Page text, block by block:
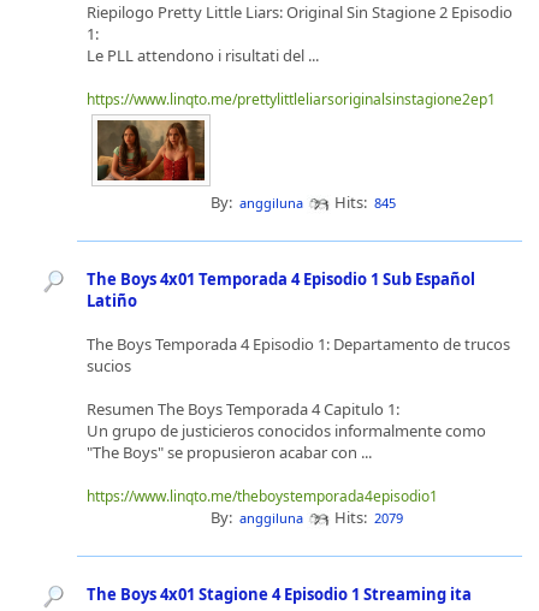
Riepilogo Pretty Little Liars: Original Sin Stagione 2 Episodio
1:
Le PLL attendono i risultati del ...
https://www.linqto.me/prettylittleliarsoriginalsinstagione2ep1
By: anggiluna Hits: 845
The Boys 4x01 Temporada 4 Episodio 1 Sub Español
Latiño
The Boys Temporada 4 Episodio 1: Departamento de trucos
sucios
Resumen The Boys Temporada 4 Capitulo 1:
Un grupo de justicieros conocidos informalmente como
"The Boys" se propusieron acabar con ...
https://www.linqto.me/theboystemporada4episodio1
By: anggiluna Hits: 2079
The Boys 4x01 Stagione 4 Episodio 1 Streaming ita